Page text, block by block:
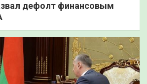
дефолт финансовым